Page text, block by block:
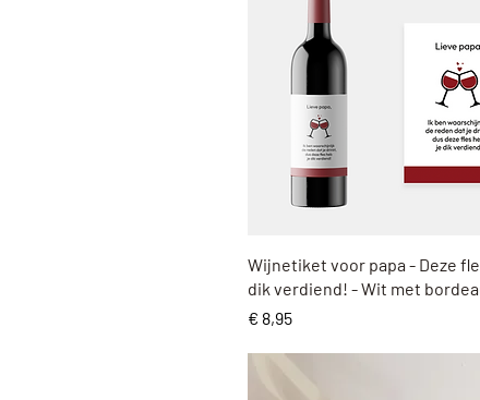
Snel overzicht
Wijnetiket voor papa - Deze
dik verdiend! - Wit met
Prijs
€ 8,95